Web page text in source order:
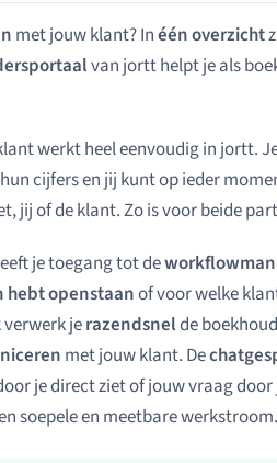
met jouw klant? Inéén overzicht
van jortt helpt je als
werkt heel eenvoudig in jortt.
cijfers en jij kunt op ieder
jij of de klant. Zo is voor beide
je toegang tot de
hebt openstaanof voor welke
verwerk jerazendsnelde
met jouw klant. De
je direct ziet of jouw vraag
soepele en meetbare werkstroom.